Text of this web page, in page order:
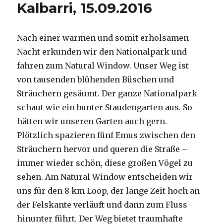
Kalbarri, 15.09.2016
Nach einer warmen und somit erholsamen
Nacht erkunden wir den Nationalpark und
fahren zum Natural Window. Unser Weg ist
von tausenden blühenden Büschen und
Sträuchern gesäumt. Der ganze Nationalpark
schaut wie ein bunter Staudengarten aus. So
hätten wir unseren Garten auch gern.
Plötzlich spazieren fünf Emus zwischen den
Sträuchern hervor und queren die Straße –
immer wieder schön, diese großen Vögel zu
sehen. Am Natural Window entscheiden wir
uns für den 8 km Loop, der lange Zeit hoch an
der Felskante verläuft und dann zum Fluss
hinunter führt. Der Weg bietet traumhafte